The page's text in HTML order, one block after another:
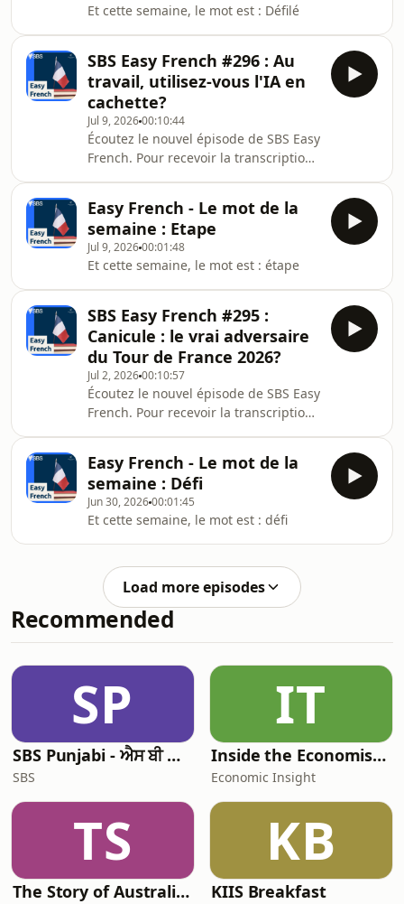
Et cette semaine, le mot est : Défilé
SBS Easy French #296 : Au
travail, utilisez-vous l'IA en
cachette?
Jul 9, 202600:10:44
Écoutez le nouvel épisode de SBS Easy
French. Pour recevoir la transcription
Easy French - Le mot de la
semaine : Etape
Jul 9, 202600:01:48
Et cette semaine, le mot est : étape
SBS Easy French #295 :
Canicule : le vrai adversaire
du Tour de France 2026?
Jul 2, 202600:10:57
Écoutez le nouvel épisode de SBS Easy
French. Pour recevoir la transcription
Easy French - Le mot de la
semaine : Défi
Jun 30, 202600:01:45
Et cette semaine, le mot est : défi
Load more episodes
Recommended
SP
SBS Punjabi - ਐਸ ਬੀ ਐਸ ਪੰਜਾਬੀ
SBS
IT
Inside the Economist’s Mind
Economic Insight
TS
The Story of Australia: Indigenous Worlds and Colonial Expansion — Fexingo History
KB
KIIS Breakfast